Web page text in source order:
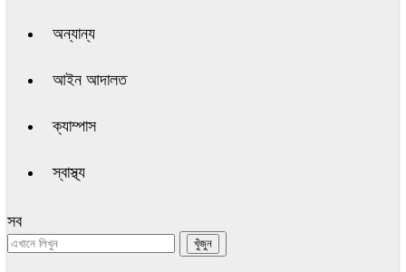
অন্যান্য
আইন আদালত
ক্যাম্পাস
স্বাস্থ্য
সব